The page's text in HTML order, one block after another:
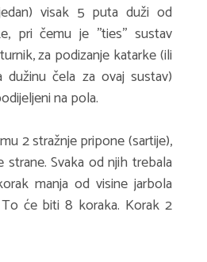
visak 5 puta duži od
pri čemu je ''ties'' sustav
za podizanje katarke (ili
dužinu čela za ovaj sustav)
na pola.
2 stražnje pripone (sartije),
strane. Svaka od njih trebala
manja od visine jarbola
će biti 8 koraka. Korak 2